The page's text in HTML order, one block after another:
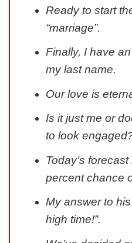
Ready to start
“marriage”.
Finally, I have
my last name.
Our love is
Is it just me or
to look
Today’s
percent chance
My answer to his
high time!”.